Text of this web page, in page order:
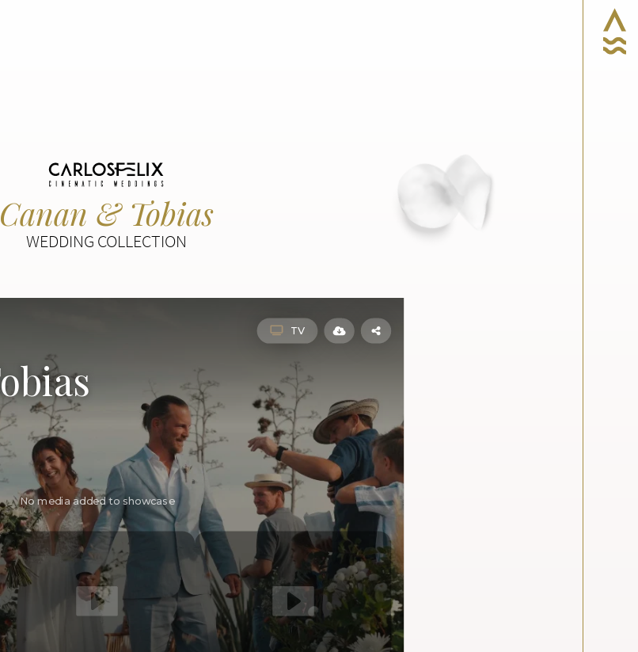
Canan & Tobias
WEDDING COLLECTION